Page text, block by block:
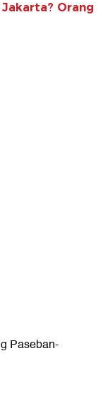
Orang
Paseban-